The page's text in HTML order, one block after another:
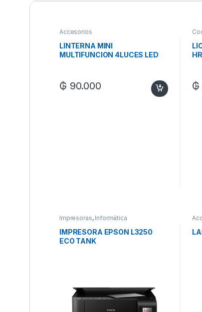
Accesorios
LINTERNA MINI
MULTIFUNCION 4LUCES LED
₲ 90.000 ₲
Impresoras, Informática
IMPRESORA EPSON L3250
ECO TANK